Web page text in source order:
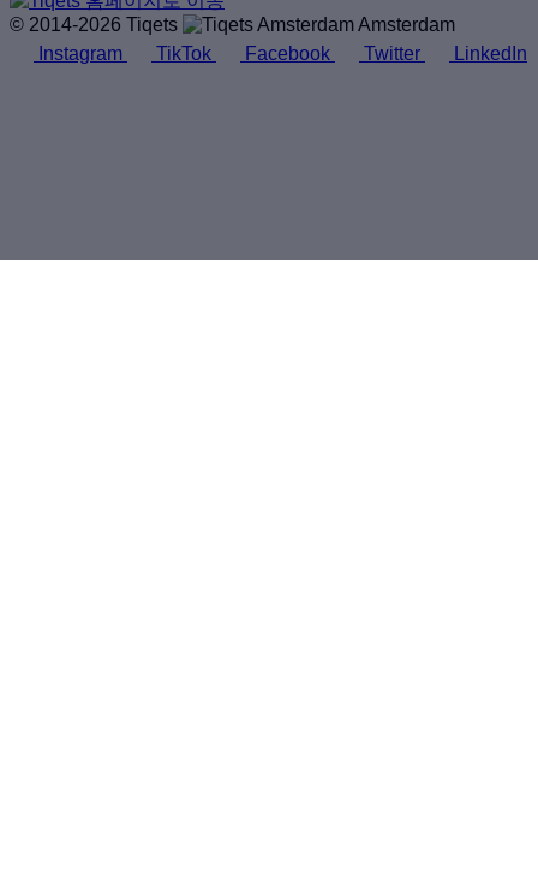
© 2014-2026 Tiqets
Amsterdam
Instagram
TikTok Facebook Twitter LinkedIn